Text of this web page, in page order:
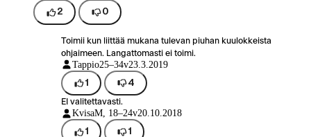
2 0
Toimii kun liittää mukana tulevan piuhan kuulokkeista
ohjaimeen. Langattomasti ei toimi.
Tappio25–34v23.3.2019
1 4
EI valitettavasti.
KvisaM, 18–24v20.10.2018
1 1